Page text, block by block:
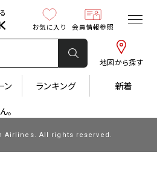
地図から探す
お気に入り 会員情報参照
ン ランキング 新着
。
Airlines. All rights reserved.